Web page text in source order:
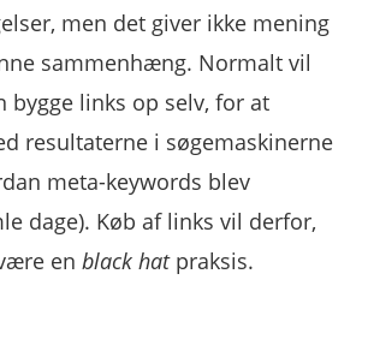
men det giver ikke mening
sammenhæng. Normalt vil
bygge links op selv, for at
resultaterne i søgemaskinerne
meta-keywords blev
dage). Køb af links vil derfor,
enblack hatpraksis.